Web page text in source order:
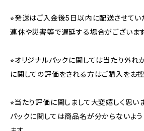
⭐︎発送はご入金後5日以内に配送させてい
連休や災害等で遅延する場合がございます
⭐︎オリジナルパックに関しては当たり外れ
に関しての評価をされる方はご購入をお控
⭐︎当たり評価に関しまして大変嬉しく思い
パックに関しては商品名が分からないよ